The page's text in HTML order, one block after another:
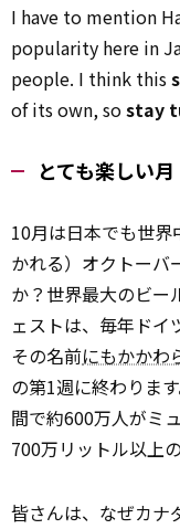
I have to mention
popularity here in
people. I think this
of its own, sostay
とても楽しい月
10月は日本でも世界
かれる）オクトーバ
か？世界最大のビー
ェストは、毎年ドイ
その名前にもかかわ
の第1週に終わりま
間で約600万人がミ
700万リットル以上
皆さんは、なぜカナ